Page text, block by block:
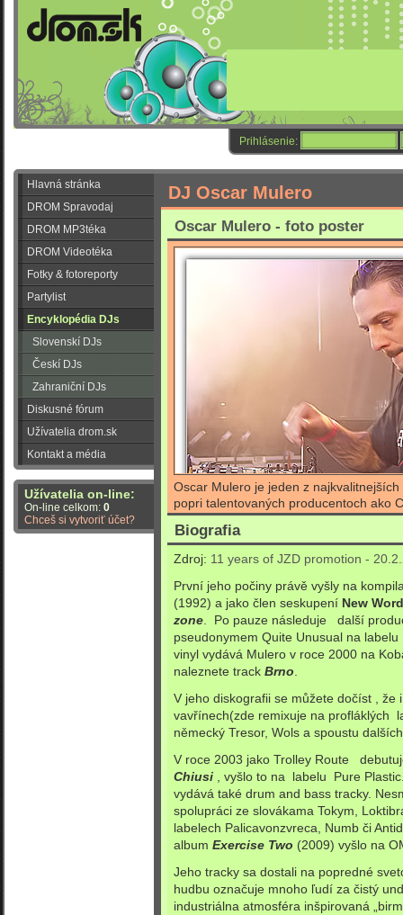
Prihlásenie:
Hlavná stránka
DROM Spravodaj
DROM MP3téka
DROM Videotéka
Fotky & fotoreporty
Partylist
Encyklopédia DJs
Slovenskí DJs
Českí DJs
Zahraniční DJs
Diskusné fórum
Užívatelia drom.sk
Kontakt a média
Užívatelia on-line:
On-line celkom: 0
Chceš si vytvoriť účet?
DJ Oscar Mulero
Oscar Mulero - foto poster
Oscar Mulero je jeden z
popri talentovaných producentoch ako
Biografia
Zdroj: 11 years of JZD promotion -
První jeho počiny právě vyšly na
(1992) a jako člen seskupení New Word
zone . Po pauze následuje další
pseudonymem Quite Unusual na
vinyl vydává Mulero v roce 2000 na
naleznete track Brno
V jeho diskografii se můžete dočíst , že
vavřínech(zde remixuje na profláklých
německý Tresor, Wols a spoustu
V roce 2003 jako Trolley Route
Chiusi , vyšlo to na labelu Pure
vydává také drum and bass tracky.
spolupráci ze slovákama Tokym,
labelech Palicavonzvreca, Numb či
album Exercise Two (2009) vyšlo na
Jeho tracky sa dostali na popredné
hudbu označuje mnoho ľudí za čistý
industriálna atmosféra inšpirovaná